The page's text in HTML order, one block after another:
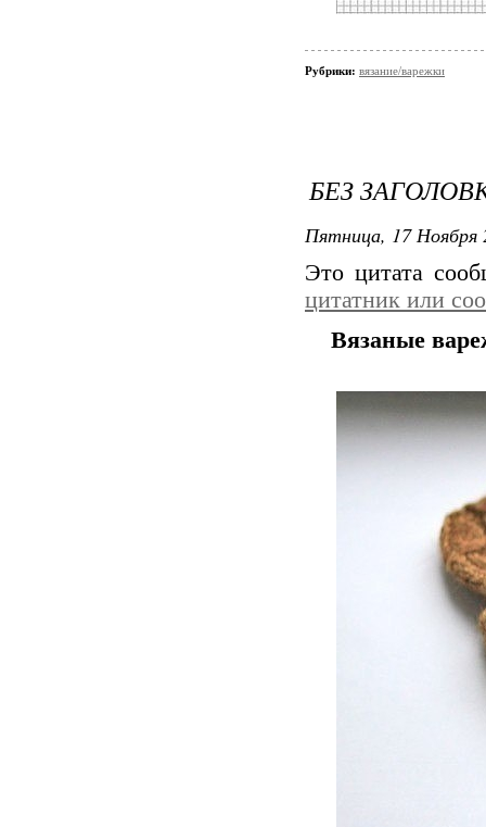
Рубрики: вязание/варежки
БЕЗ
Пятница, 17 Ноября
Это цитата
цитатник или
Вязаные